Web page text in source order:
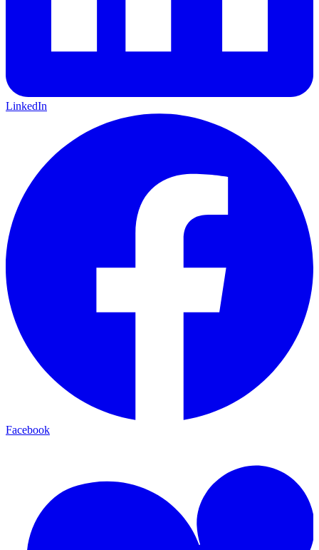
LinkedIn
Facebook